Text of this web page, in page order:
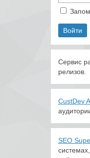
Сервис
релизов.
CustDev
SEO